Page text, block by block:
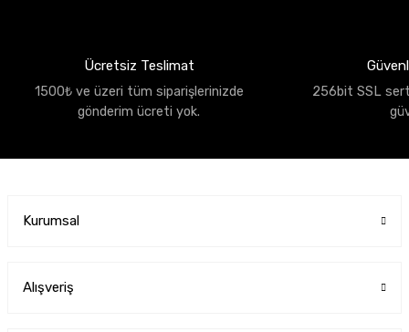
Ücretsiz Teslimat
1500₺ ve üzeri tüm siparişlerinizde
gönderim ücreti yok.
256bit SSL
Kurumsal
Alışveriş